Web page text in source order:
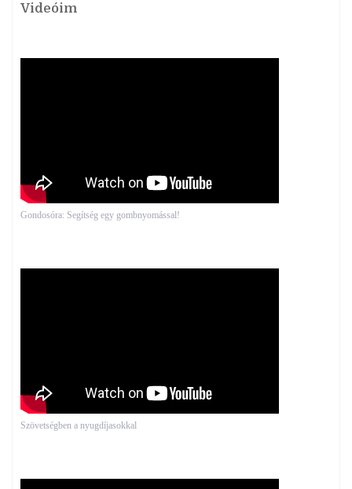
Videóim
Gondosóra: Segítség egy gombnyomással!
Szövetségben a nyugdíjasokkal